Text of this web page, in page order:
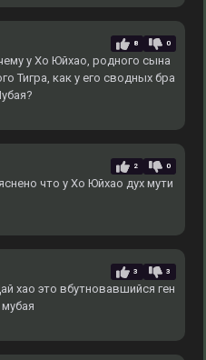
8 0
у Хо Юйхао, родного сына
Тигра, как у его сводных бра
2 0
что у Хо Юйхао дух мути
3 3
хао это вбутновавшийся ген